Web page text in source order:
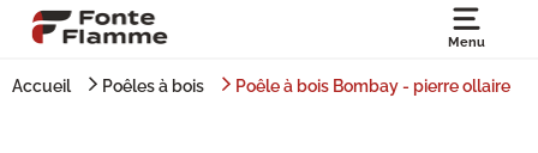
Menu
Accueil Poêles à bois Poêle à bois Bombay - pierre ollaire